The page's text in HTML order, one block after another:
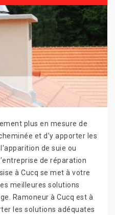
plus en mesure de
et d’y apporter les
de suie ou
de réparation
à Cucq se met à votre
meilleures solutions
Ramoneur à Cucq est à
les solutions adéquates